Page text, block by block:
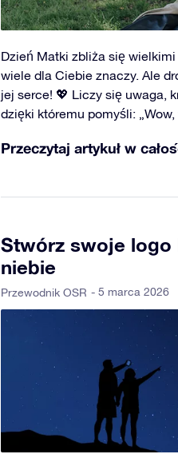
Dzień Matki zbliża się
wiele dla Ciebie znaczy. Ale
jej serce! 💖 Liczy się uwaga,
dzięki któremu pomyśli:
Przeczytaj artykuł w
Stwórz swoje logo
niebie
Przewodnik OSR - 5 marca 2026